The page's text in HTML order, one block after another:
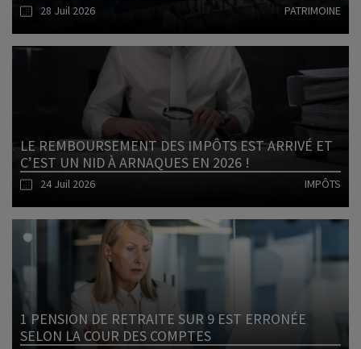
28 Juil 2026 PATRIMOINE
LE REMBOURSEMENT DES IMPÔTS EST ARRIVÉ ET
C’EST UN NID À ARNAQUES EN 2026 !
24 Juil 2026 IMPÔTS
Lire l'article
1 PENSION DE RETRAITE SUR 9 EST ERRONÉE
SELON LA COUR DES COMPTES